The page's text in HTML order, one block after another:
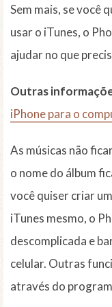
Sem mais, se você
usar o iTunes, o
ajudar no que
Outras
iPhone para o
As músicas não
o nome do álbum
você quiser criar
iTunes mesmo, o
descomplicada e
celular. Outras
através do